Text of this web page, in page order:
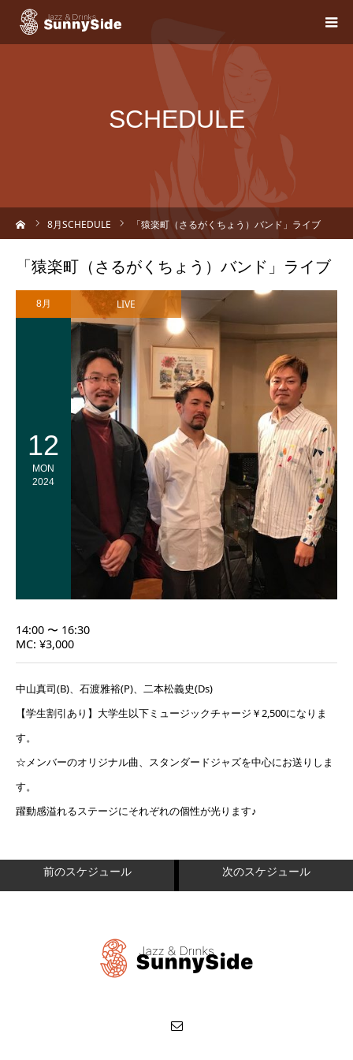
SCHEDULE
8月SCHEDULE 「猿楽町（さるがくちょう）バンド」ライブ
「猿楽町（さるがくちょう）バンド」ライブ
8月
12
MON
2024
LIVE
14:00 〜 16:30
MC: ¥3,000
中山真司(B)、石渡雅裕(P)、二本松義史(Ds)
【学生割引あり】大学生以下ミュージックチャージ￥2,500になりま
す。
☆メンバーのオリジナル曲、スタンダードジャズを中心にお送りしま
す。
躍動感溢れるステージにそれぞれの個性が光ります♪
前のスケジュール 次のスケジュール